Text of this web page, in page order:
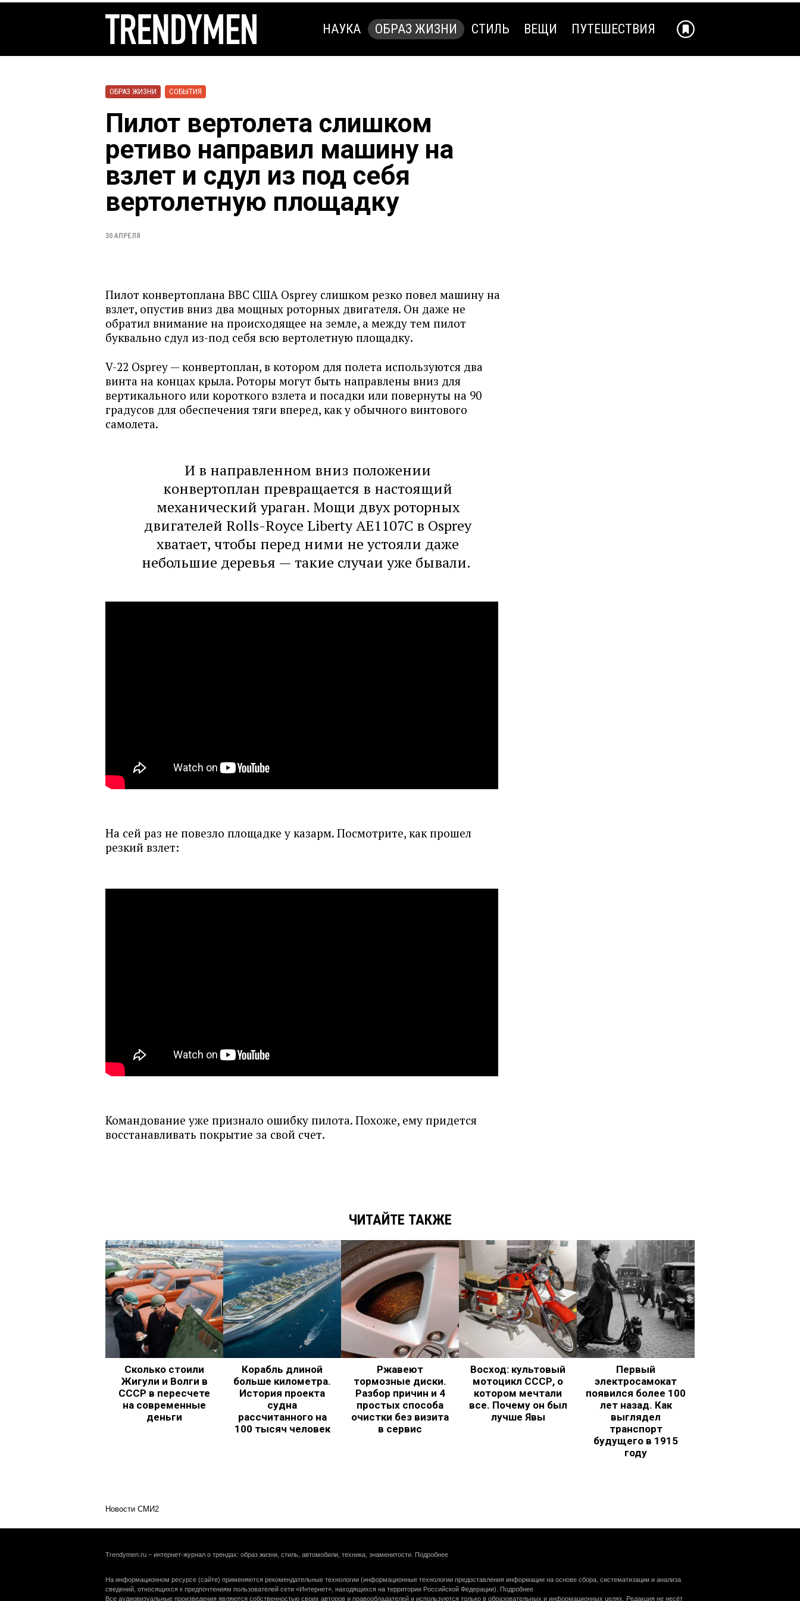
НАУКА ОБРАЗ ЖИЗНИ СТИЛЬ ВЕЩИ ПУТЕШЕСТВИЯ
ОБРАЗ ЖИЗНИ СОБЫТИЯ
Пилот вертолета слишком
ретиво направил машину на
взлет и сдул из под себя
вертолетную площадку
30 АПРЕЛЯ
Пилот конвертоплана ВВС США Osprey слишком резко повел машину на
взлет, опустив вниз два мощных роторных двигателя. Он даже не
обратил внимание на происходящее на земле, а между тем пилот
буквально сдул из-под себя всю вертолетную площадку.
V-22 Osprey — конвертоплан, в котором для полета используются два
винта на концах крыла. Роторы могут быть направлены вниз для
вертикального или короткого взлета и посадки или повернуты на 90
градусов для обеспечения тяги вперед, как у обычного винтового
самолета.
И в направленном вниз положении
конвертоплан превращается в настоящий
механический ураган. Мощи двух роторных
двигателей Rolls-Royce Liberty AE1107C в Osprey
хватает, чтобы перед ними не устояли даже
небольшие деревья — такие случаи уже бывали.
На сей раз не повезло площадке у казарм. Посмотрите, как прошел
резкий взлет:
Командование уже признало ошибку пилота. Похоже, ему придется
восстанавливать покрытие за свой счет.
ЧИТАЙТЕ ТАКЖЕ
Сколько стоили
Жигули и Волги в
СССР в пересчете
на современные
деньги
Корабль длиной
больше километра.
История проекта
судна
рассчитанного на
100 тысяч человек
Ржавеют
тормозные диски.
Разбор причин и 4
простых способа
очистки без визита
в сервис
Восход: культовый
мотоцикл СССР, о
котором мечтали
все. Почему он был
лучше Явы
Первый
электросамокат
появился более 100
лет назад. Как
выглядел
транспорт
будущего в 1915
году
Новости СМИ2
Trendymen.ru – интернет-журнал о трендах: образ жизни, стиль, автомобили, техника, знаменитости. Подробнее
На информационном ресурсе (сайте) применяются рекомендательные технологии (информационные технологии предоставления информации на основе сбора, систематизации и анализа
сведений, относящихся к предпочтениям пользователей сети «Интернет», находящихся на территории Российской Федерации). Подробнее
Все аудиовизуальные произведения являются собственностью своих авторов и правообладателей и используются только в образовательных и информационных целях. Редакция не несёт